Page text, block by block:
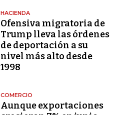
HACIENDA
Ofensiva migratoria de
Trump lleva las órdenes
de deportación a su
nivel más alto desde
1998
COMERCIO
Aunque exportaciones